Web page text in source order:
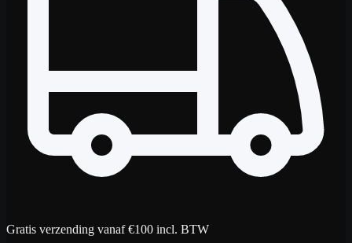
Gratis verzending vanaf €100 incl. BTW